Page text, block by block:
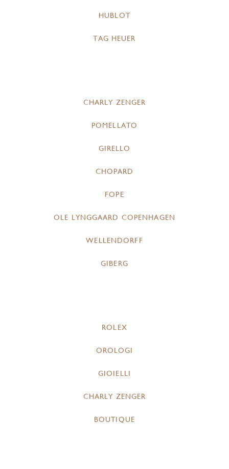
HUBLOT
TAG HEUER
CHARLY ZENGER
POMELLATO
GIRELLO
CHOPARD
FOPE
OLE LYNGGAARD COPENHAGEN
WELLENDORFF
GIBERG
ROLEX
OROLOGI
GIOIELLI
CHARLY ZENGER
BOUTIQUE